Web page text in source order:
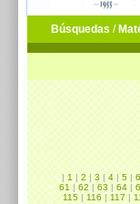
Búsquedas /
|1|2|3|4|5|6
61|62|63|64|
115|116|117|